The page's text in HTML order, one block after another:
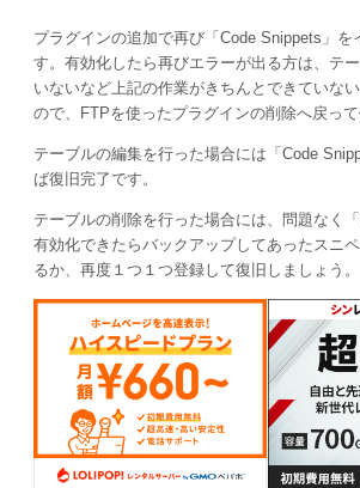
プラグインの追加で再び「Code Snippets」を
す。有効化したら再びエラーが出る方は、テ
いないなど上記の作業がきちんとできていな
ので、FTPを使ったプラグインの削除へ戻って
テーブルの編集を行った場合には「Code
ば復旧完了です。
テーブルの削除を行った場合には、問題なく
有効化できたらバックアップしてあったスニ
るか、再度１つ１つ登録して復旧しましょう。